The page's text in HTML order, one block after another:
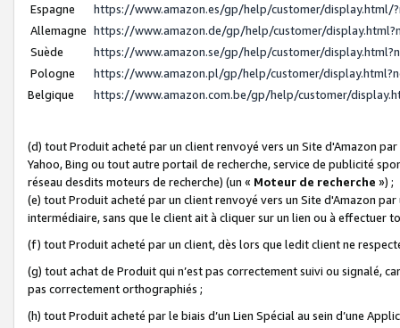
Espagne
https://www.amazon.es/gp/help/customer/display.html/
Allemagne https://www.amazon.de/gp/help/customer/
Suède
https://www.amazon.se/gp/help/customer/
Pologne
https://www.amazon.pl/gp/help/customer/
Belgique
https://www.amazon.com.be/gp/help/customer/
(d) tout Produit acheté par un client renvoyé vers un Site d'Amazon
Yahoo, Bing ou tout autre portail de recherche, service de publicité
réseau desdits moteurs de recherche) (un « Moteur de recherche ») ;
(e) tout Produit acheté par un client renvoyé vers un Site d'Amazon
intermédiaire, sans que le client ait à cliquer sur un lien ou à
(f) tout Produit acheté par un client, dès lors que ledit client ne
(g) tout achat de Produit qui n’est pas correctement suivi ou signalé,
pas correctement orthographiés ;
(h) tout Produit acheté par le biais d’un Lien Spécial au sein d’une